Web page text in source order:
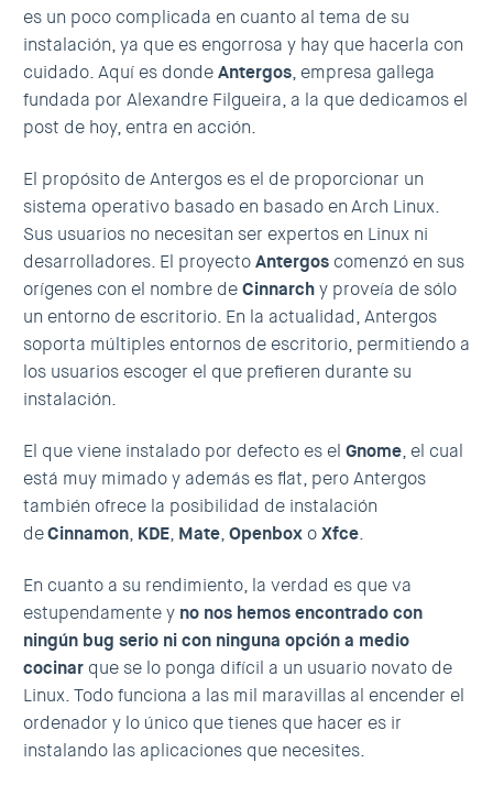
es un poco complicada en cuanto al tema de su
instalación, ya que es engorrosa y hay que hacerla con
cuidado. Aquí es dondeAntergos, empresa gallega
fundada por Alexandre Filgueira, a la que dedicamos el
post de hoy, entra en acción.
El propósito de Antergos es el de proporcionar un
sistema operativo basado en basado en Arch Linux.
Sus usuarios no necesitan ser expertos en Linux ni
desarrolladores. El proyectoAntergos comenzó en sus
orígenes con el nombre deCinnarchy proveía de sólo
un entorno de escritorio. En la actualidad, Antergos
soporta múltiples entornos de escritorio, permitiendo a
los usuarios escoger el que prefieren durante su
instalación.
El que viene instalado por defecto es el Gnome, el cual
está muy mimado y además es flat, pero Antergos
también ofrece la posibilidad de instalación
deCinnamon, KDE, Mate,Openbox oXfce.
En cuanto a su rendimiento, la verdad es que va
estupendamente y no nos hemos encontrado con
ningún bug serio ni con ninguna opción a medio
cocinar que se lo ponga difícil a un usuario novato de
Linux. Todo funciona a las mil maravillas al encender el
ordenador y lo único que tienes que hacer es ir
instalando las aplicaciones que necesites.